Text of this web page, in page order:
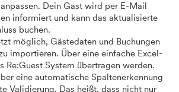
Dein Gast wird per E-Mail
informiert und kann das aktualisierte
buchen.
möglich, Gästedaten und Buchungen
importieren. Über eine einfache Excel-
Re:Guest System übertragen werden.
eine automatische Spaltenerkennung
Validierung. Das heißt, dass nicht nur